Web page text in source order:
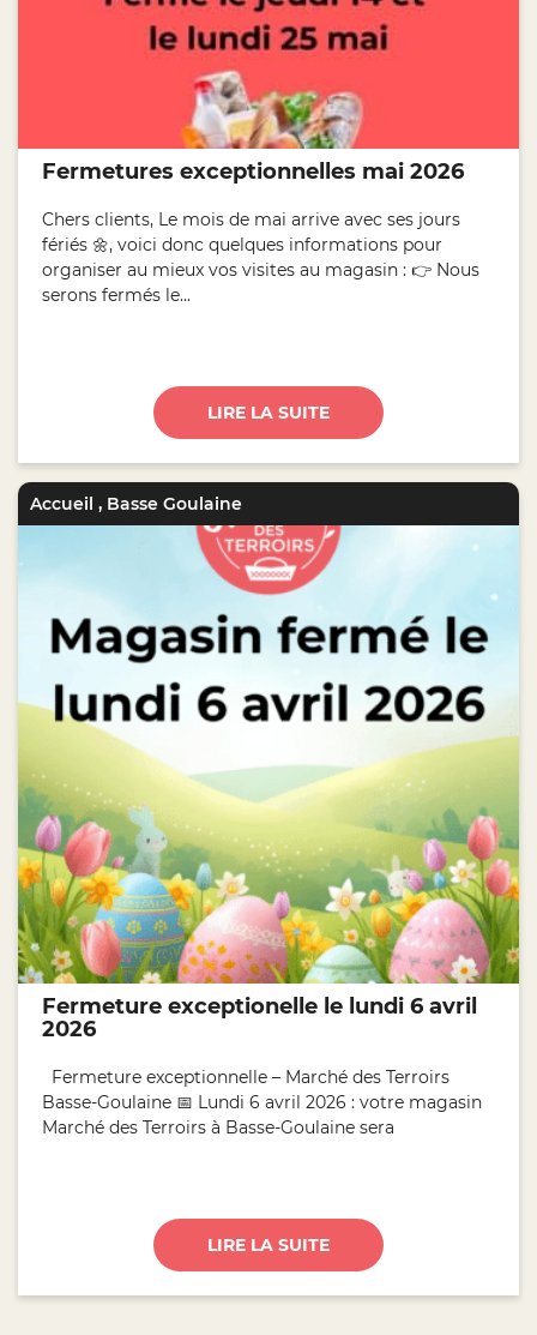
Fermetures exceptionnelles mai 2026
Chers clients, Le mois de mai arrive avec ses jours
fériés 🌼, voici donc quelques informations pour
organiser au mieux vos visites au magasin : 👉 Nous
serons fermés le...
LIRE LA SUITE
Accueil , Basse Goulaine
Fermeture exceptionelle le lundi 6 avril
2026
Fermeture exceptionnelle – Marché des Terroirs
Basse-Goulaine 📅 Lundi 6 avril 2026 : votre magasin
Marché des Terroirs à Basse-Goulaine sera
LIRE LA SUITE